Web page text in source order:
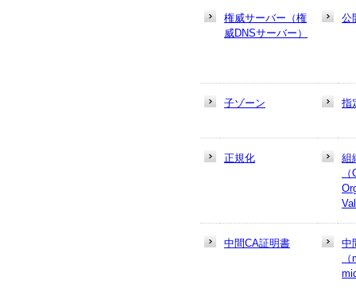
権威サーバー（権
威DNSサーバー）
公
子ゾーン 指
正規化
組
中間CA証明書
中